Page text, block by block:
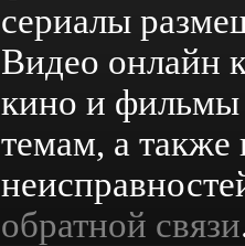
сериалы
Видео онлайн
кино и
темам, а
обратной связи